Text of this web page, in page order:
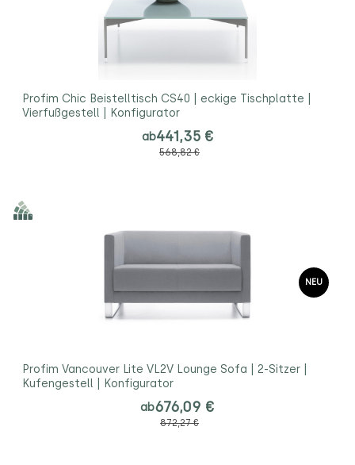
Profim Chic Beistelltisch CS40 | eckige Tischplatte |
Vierfußgestell | Konfigurator
ab441,35 €
568,82 €
NEU
Profim Vancouver Lite VL2V Lounge Sofa | 2-Sitzer |
Kufengestell | Konfigurator
ab676,09 €
872,27 €